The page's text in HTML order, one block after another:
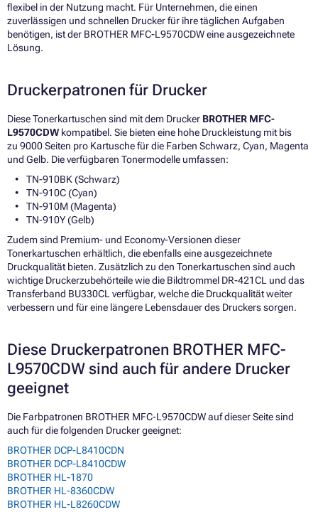
flexibel in der Nutzung macht. Für Unternehmen, die einen
zuverlässigen und schnellen Drucker für ihre täglichen Aufgaben
benötigen, ist der BROTHER MFC-L9570CDW eine ausgezeichnete
Lösung.
Druckerpatronen für Drucker
Diese Tonerkartuschen sind mit dem Drucker BROTHER MFC-
L9570CDW kompatibel. Sie bieten eine hohe Druckleistung mit bis
zu 9000 Seiten pro Kartusche für die Farben Schwarz, Cyan, Magenta
und Gelb. Die verfügbaren Tonermodelle umfassen:
TN-910BK (Schwarz)
TN-910C (Cyan)
TN-910M (Magenta)
TN-910Y (Gelb)
Zudem sind Premium- und Economy-Versionen dieser
Tonerkartuschen erhältlich, die ebenfalls eine ausgezeichnete
Druckqualität bieten. Zusätzlich zu den Tonerkartuschen sind auch
wichtige Druckerzubehörteile wie die Bildtrommel DR-421CL und das
Transferband BU330CL verfügbar, welche die Druckqualität weiter
verbessern und für eine längere Lebensdauer des Druckers sorgen.
Diese Druckerpatronen BROTHER MFC-
L9570CDW sind auch für andere Drucker
geeignet
Die Farbpatronen BROTHER MFC-L9570CDW auf dieser Seite sind
auch für die folgenden Drucker geeignet:
BROTHER DCP-L8410CDN
BROTHER DCP-L8410CDW
BROTHER HL-1870
BROTHER HL-8360CDW
BROTHER HL-L8260CDW